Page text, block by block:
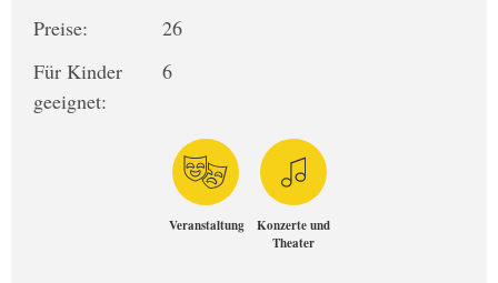
Preise:
26
Für Kinder
geeignet:
6
Veranstaltung
Konzerte und
Theater